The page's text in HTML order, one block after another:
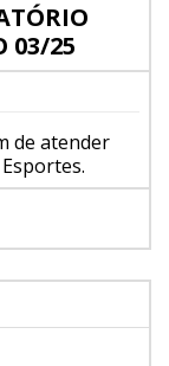
03/25
de atender